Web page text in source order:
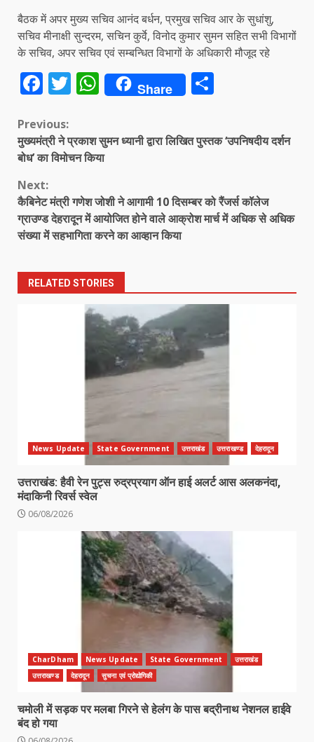
बैठक में अपर मुख्य सचिव आनंद बर्धन, प्रमुख सचिव आर के सुधांशु,
सचिव मीनाक्षी सुन्दरम, सचिन कुर्वे, विनोद कुमार सुमन सहित सभी विभागों
के सचिव, अपर सचिव एवं सम्बन्धित विभागों के अधिकारी मौजूद रहे
Facebook
Twitter
WhatsApp
Share
Continue
Reading
Previous:
मुख्यमंत्री ने प्रकाश सुमन ध्यानी द्वारा लिखित पुस्तक ‘उपनिषदीय दर्शन
बोध’ का विमोचन किया
Next:
कैबिनेट मंत्री गणेश जोशी ने आगामी 10 दिसम्बर को रैंजर्स कॉलेज
ग्राउण्ड देहरादून में आयोजित होने वाले आक्रोश मार्च में अधिक से अधिक
संख्या में सहभागिता करने का आव्हान किया
RELATED STORIES
News Update State Government उत्तराखंड उत्तराखण्ड देहरादून
उत्तराखंड: हैवी रेन पुट्स रुद्रप्रयाग ऑन हाई अलर्ट आस अलकनंदा,
मंदाकिनी रिवर्स स्वेल
06/08/2026
CharDham News Update State Government
उत्तराखंड
उत्तराखण्ड
देहरादून सुचना एवं प्रोद्योगिकी
चमोली में सड़क पर मलबा गिरने से हेलंग के पास बद्रीनाथ नेशनल हाईवे
बंद हो गया